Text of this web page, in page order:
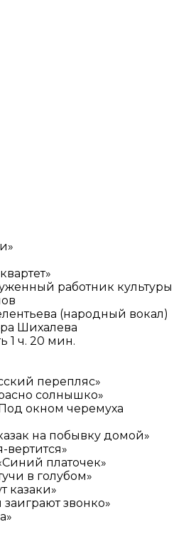
работник культуры
(народный вокал)
Шихалева
1 ч. 20 мин.
перепляс»
солнышко»
окном черемуха
на побывку домой»
вертится»
платочек»
в голубом»
казаки»
звонко»